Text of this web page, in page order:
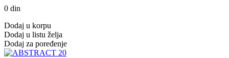
0 din
Dodaj u korpu
Dodaj u listu želja
Dodaj za poređenje